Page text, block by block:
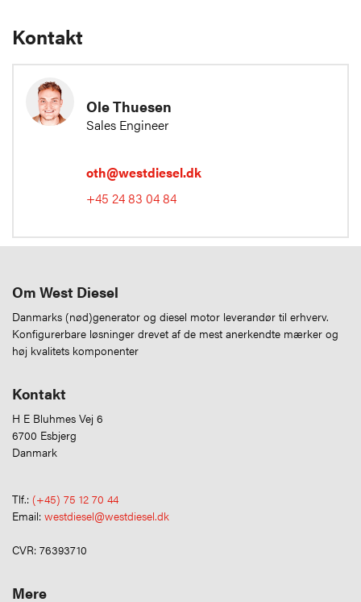
Kontakt
Ole Thuesen
Sales Engineer
oth@westdiesel.dk
+45 24 83 04 84
Om West Diesel
Danmarks (nød)generator og diesel motor leverandør til erhverv.
Konfigurerbare løsninger drevet af de mest anerkendte mærker og
høj kvalitets komponenter
Kontakt
H E Bluhmes Vej 6
6700 Esbjerg
Danmark
Tlf.: (+45) 75 12 70 44
Email: westdiesel@westdiesel.dk
CVR: 76393710
Mere